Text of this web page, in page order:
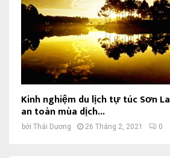
Kinh nghiệm du lịch tự túc Sơn La
an toàn mùa dịch...
bởi Thái Dương 26 Tháng 2, 2021 0